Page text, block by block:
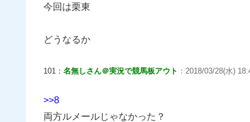
今回は栗東
どうなるか
101： 名無しさん＠実況で競馬板アウト ：2018/03/28(水)
>>8
両方ルメールじゃなかった？